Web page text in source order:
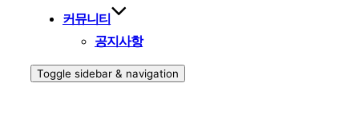
커뮤니티
공지사항
Toggle sidebar & navigation